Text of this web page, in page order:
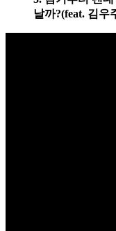
날까?(feat. 김우